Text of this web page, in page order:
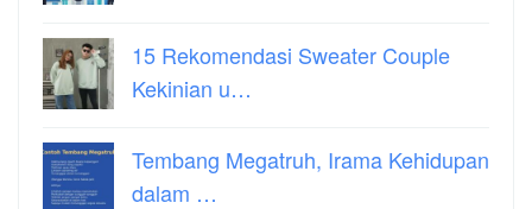
15 Rekomendasi Sweater Couple
Kekinian u…
Tembang Megatruh, Irama Kehidupan
dalam …